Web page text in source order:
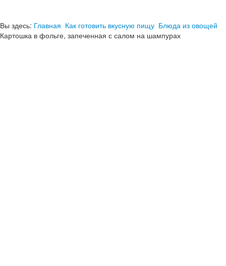
Вы здесь: Главная Как готовить вкусную пищу Блюда из овощей
Картошка в фольге, запеченная с салом на шампурах